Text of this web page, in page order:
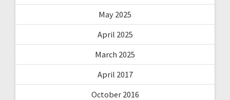
May 2025
April 2025
March 2025
April 2017
October 2016